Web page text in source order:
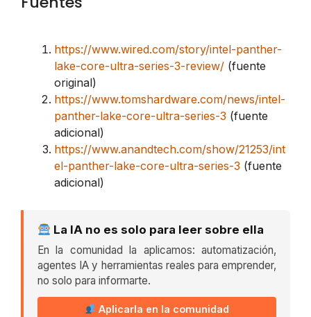
https://www.wired.com/story/intel-panther-
lake-core-ultra-series-3-review/ (fuente
original)
https://www.tomshardware.com/news/intel-
panther-lake-core-ultra-series-3 (fuente
adicional)
https://www.anandtech.com/show/21253/int
el-panther-lake-core-ultra-series-3 (fuente
adicional)
La IA no es solo para leer sobre ella
En la comunidad la aplicamos: automatización,
agentes IA y herramientas reales para emprender,
no solo para informarte.
Aplicarla en la comunidad